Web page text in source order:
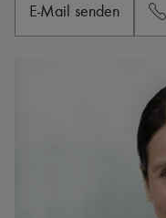
E-Mail senden